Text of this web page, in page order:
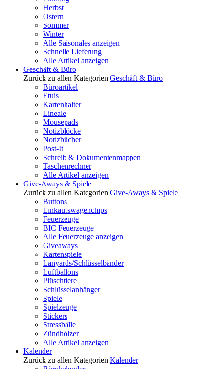
Herbst
Ostern
Sommer
Winter
Alle Saisonales anzeigen
Schnelle Lieferung
Alle Artikel anzeigen
Geschäft & Büro
Zurück zu allen Kategorien Geschäft & Büro
Büroartikel
Etuis
Kartenhalter
Lineale
Mousepads
Notizblöcke
Notizbücher
Post-It
Schreib & Dokumentenmappen
Taschenrechner
Alle Artikel anzeigen
Give-Aways & Spiele
Zurück zu allen Kategorien Give-Aways & Spiele
Buttons
Einkaufswagenchips
Feuerzeuge
BIC Feuerzeuge
Alle Feuerzeuge anzeigen
Giveaways
Kartenspiele
Lanyards/Schlüsselbänder
Luftballons
Plüschtiere
Schlüsselanhänger
Spiele
Spielzeuge
Stickers
Stressbälle
Zündhölzer
Alle Artikel anzeigen
Kalender
Zurück zu allen Kategorien Kalender